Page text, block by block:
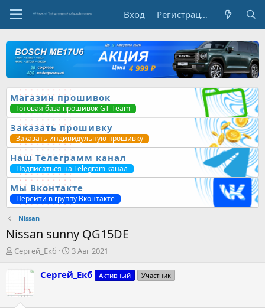
Вход Регистрация
Магазин прошивок
Готовая база прошивок GT-Team
Заказать прошивку
Заказать индивидульную прошивку
Наш Телеграмм канал
Подписаться на Telegram канал
Мы Вконтакте
Перейти в группу Вконтакте
Nissan
Nissan sunny QG15DE
А
р
Сергей_Екб
Д
т
а
3 Авг 2021
Сергей_Екб Активный Участник